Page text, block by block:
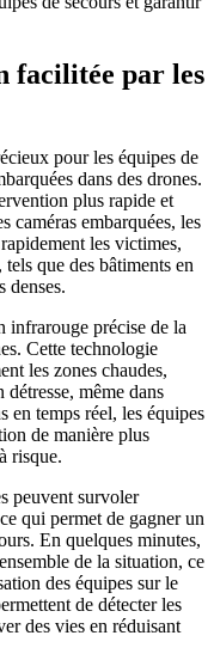
facilitée par les
pour les équipes de
dans des drones.
plus rapide et
caméras embarquées, les
les victimes,
que des bâtiments en
denses.
infrarouge précise de la
Cette technologie
les zones chaudes,
détresse, même dans
en temps réel, les équipes
de manière plus
risque.
peuvent survoler
qui permet de gagner un
En quelques minutes,
de la situation, ce
des équipes sur le
de détecter les
des vies en réduisant